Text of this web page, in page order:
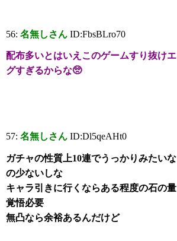
56:名無しさん ID:FbsBLro70
配布多いとはいえこのゲームすり抜けエ
グすぎるからな🥺
57:名無しさん ID:Dl5qeAHt0
ガチャの性質上10連でうっかりみたいな
の少ないしな
キャラ引きに行くならある程度の石の量
覚悟必要
無凸なら余裕あるんだけど